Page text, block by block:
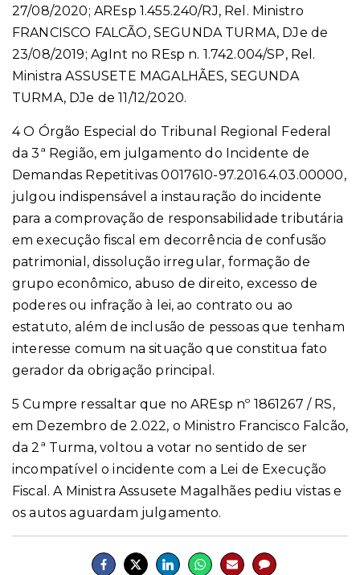
27/08/2020; AREsp 1.455.240/RJ, Rel. Ministro
FRANCISCO FALCÃO, SEGUNDA TURMA, DJe de
23/08/2019; AgInt no REsp n. 1.742.004/SP, Rel.
Ministra ASSUSETE MAGALHÃES, SEGUNDA
TURMA, DJe de 11/12/2020.
4 O Órgão Especial do Tribunal Regional Federal
da 3ª Região, em julgamento do Incidente de
Demandas Repetitivas 0017610-97.2016.4.03.00000,
julgou indispensável a instauração do incidente
para a comprovação de responsabilidade tributária
em execução fiscal em decorrência de confusão
patrimonial, dissolução irregular, formação de
grupo econômico, abuso de direito, excesso de
poderes ou infração à lei, ao contrato ou ao
estatuto, além de inclusão de pessoas que tenham
interesse comum na situação que constitua fato
gerador da obrigação principal.
5 Cumpre ressaltar que no AREsp nº 1861267 / RS,
em Dezembro de 2.022, o Ministro Francisco Falcão,
da 2ª Turma, voltou a votar no sentido de ser
incompatível o incidente com a Lei de Execução
Fiscal. A Ministra Assusete Magalhães pediu vistas e
os autos aguardam julgamento.